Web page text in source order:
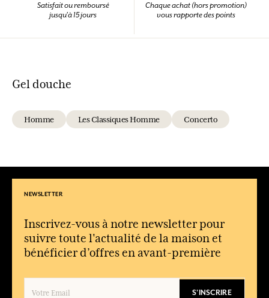
Satisfait ou remboursé
jusqu'à 15 jours
Chaque achat (hors promotion)
vous rapporte des points
Gel douche
Homme Les Classiques Homme Concerto
NEWSLETTER
Inscrivez-vous à notre newsletter pour
suivre toute l'actualité de la maison et
bénéficier d’offres en avant-première
S'INSCRIRE